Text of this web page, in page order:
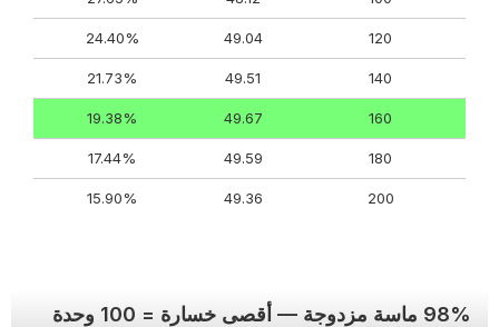
120
49.04
24.40%
140
49.51
21.73%
160
49.67
19.38%
180
49.59
17.44%
200
49.36
15.90%
98% ماسة مزدوجة — أقصى خسارة = 100 وحدة